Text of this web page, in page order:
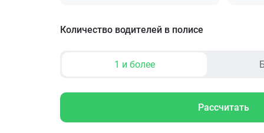
Количество водителей в полисе
1 и более
Рассчитать